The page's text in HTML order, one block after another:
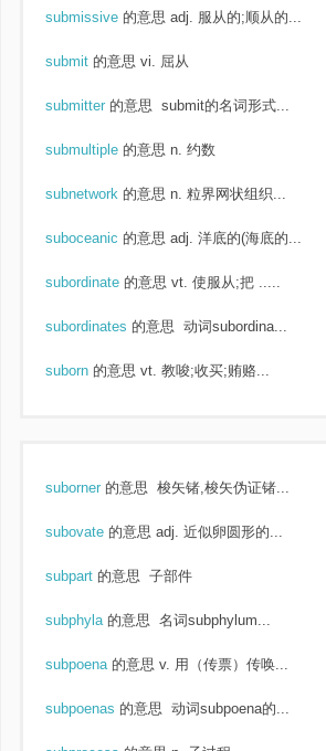
submissive 的意思 adj. 服从的;顺从的...
submit 的意思 vi. 屈从
submitter 的意思 submit的名词形式...
submultiple 的意思 n. 约数
subnetwork 的意思 n. 粒界网状组织...
suboceanic 的意思 adj. 洋底的(海底的...
subordinate 的意思 vt. 使服从;把 .....
subordinates 的意思 动词subordina...
suborn 的意思 vt. 教唆;收买;贿赂...
suborner 的意思 梭矢锗,梭矢伪证锗...
subovate 的意思 adj. 近似卵圆形的...
subpart 的意思 子部件
subphyla 的意思 名词subphylum...
subpoena 的意思 v. 用（传票）传唤...
subpoenas 的意思 动词subpoena的...